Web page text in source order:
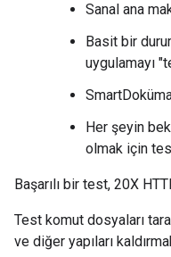
Sanal ana
Basit bir
uygulamayı
Her şeyin
olmak için
Başarılı bir test, 20X
Test komut dosyaları
ve diğer yapıları